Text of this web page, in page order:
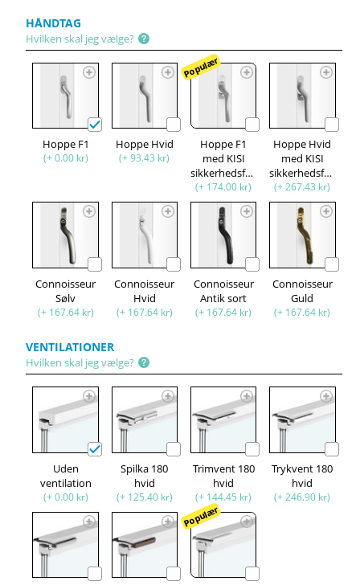
HÅNDTAG
Hvilken skal jeg vælge?
Hoppe F1
(+ 0.00 kr)
Hoppe Hvid
(+ 93.43 kr)
Populær
Hoppe F1
med KISI
sikkerhedsfunktion
(+ 174.00 kr)
Hoppe Hvid
med KISI
sikkerhedsfunktion
(+ 267.43 kr)
Connoisseur
Sølv
(+ 167.64 kr)
Connoisseur
Hvid
(+ 167.64 kr)
Connoisseur
Antik sort
(+ 167.64 kr)
Connoisseur
Guld
(+ 167.64 kr)
VENTILATIONER
Hvilken skal jeg vælge?
Uden
ventilation
(+ 0.00 kr)
Spilka 180
hvid
(+ 125.40 kr)
Trimvent 180
hvid
(+ 144.45 kr)
Trykvent 180
hvid
(+ 246.90 kr)
Populær